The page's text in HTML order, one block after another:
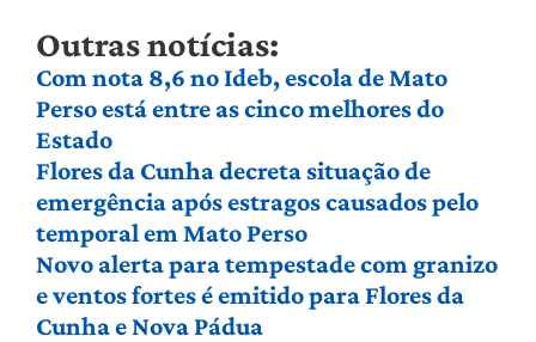
Outras notícias:
Com nota 8,6 no Ideb, escola de Mato
Perso está entre as cinco melhores do
Estado
Flores da Cunha decreta situação de
emergência após estragos causados pelo
temporal em Mato Perso
Novo alerta para tempestade com granizo
e ventos fortes é emitido para Flores da
Cunha e Nova Pádua